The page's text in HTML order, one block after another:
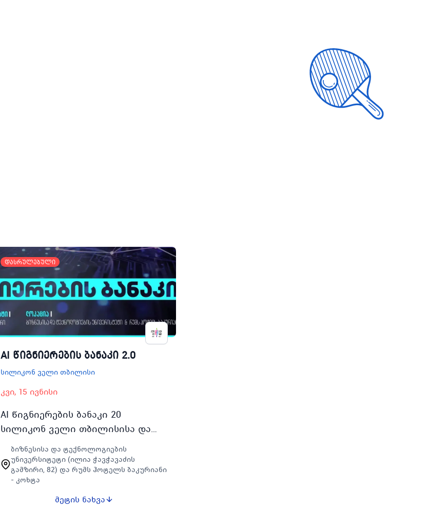
დასრულებული
AI წიგნიერების ბანაკი 2.0
სილიკონ ველი თბილისი
კვი, 15 ივნისი
AI წიგნიერების ბანაკი 20
სილიკონ ველი თბილისისა და
უნივერსიტეტის ერთობლივი
საგანმანათლებლო ინიციატივაა
რომელიც 2025 წლის ია…
ბიზნესისა და ტექნოლოგიების
უნივერსიტეტი (ილია ჭავჭავაძის
გამზირი, 82) და რუმს ჰოტელს ბაკურიანი
- კოხტა
მეტის ნახვა